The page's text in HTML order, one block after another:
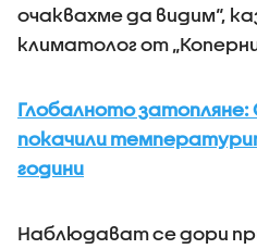
очаквахме да видим“,
климатолог от
Глобалното затопляне:
покачили
години
Наблюдават се дори